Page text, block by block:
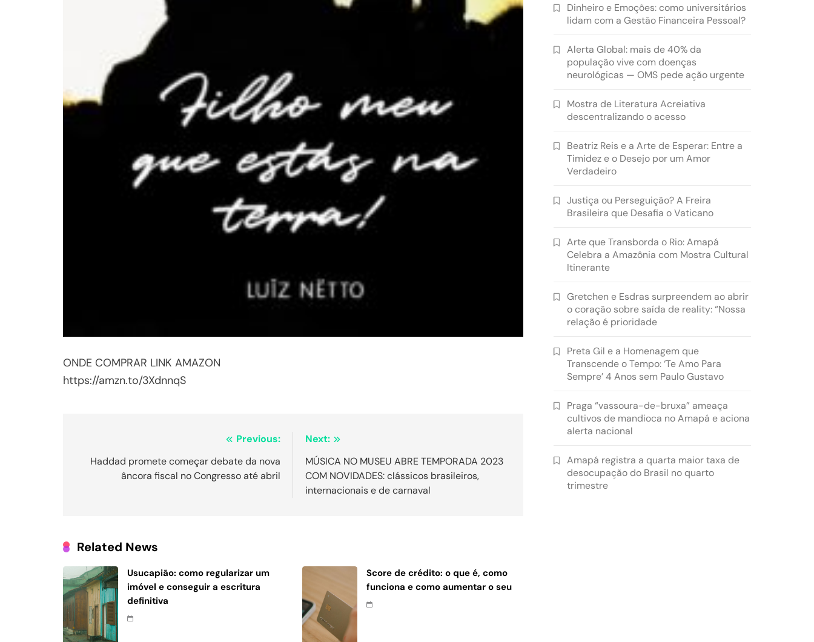
ONDE COMPRAR LINK AMAZON
https://amzn.to/3XdnnqS
de
Previous:
Haddad promete começar debate da nova
âncora fiscal no Congresso até abril
Next:
MÚSICA NO MUSEU ABRE TEMPORADA 2023
COM NOVIDADES: clássicos brasileiros,
internacionais e de carnaval
Related News
Usucapião: como regularizar um
imóvel e conseguir a escritura
definitiva
Score de crédito: o que é, como
funciona e como aumentar o seu
Dinheiro e Emoções: como universitários
lidam com a Gestão Financeira Pessoal?
Alerta Global: mais de 40% da
população vive com doenças
neurológicas — OMS pede ação urgente
Mostra de Literatura Acreiativa
descentralizando o acesso
Beatriz Reis e a Arte de Esperar: Entre a
Timidez e o Desejo por um Amor
Verdadeiro
Justiça ou Perseguição? A Freira
Brasileira que Desafia o Vaticano
Arte que Transborda o Rio: Amapá
Celebra a Amazônia com Mostra Cultural
Itinerante
Gretchen e Esdras surpreendem ao abrir
o coração sobre saída de reality: “Nossa
relação é prioridade
Preta Gil e a Homenagem que
Transcende o Tempo: ‘Te Amo Para
Sempre’ 4 Anos sem Paulo Gustavo
Praga “vassoura-de-bruxa” ameaça
cultivos de mandioca no Amapá e aciona
alerta nacional
Amapá registra a quarta maior taxa de
desocupação do Brasil no quarto
trimestre